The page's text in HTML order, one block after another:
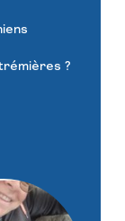
?